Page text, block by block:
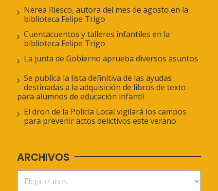
Nerea Riesco, autora del mes de agosto en la
biblioteca Felipe Trigo
Cuentacuentos y talleres infantiles en la
biblioteca Felipe Trigo
La junta de Gobierno aprueba diversos asuntos
Se publica la lista definitiva de las ayudas
destinadas a la adquisición de libros de texto
para alumnos de educación infantil
El dron de la Policía Local vigilará los campos
para prevenir actos delictivos este verano
ARCHIVOS